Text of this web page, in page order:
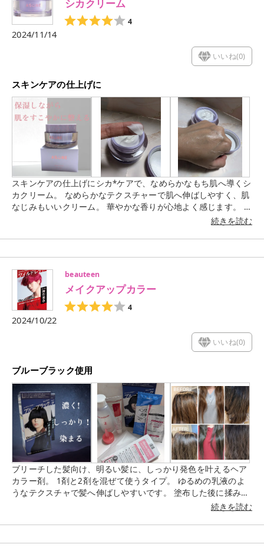
シカクリーム
4
2024/11/14
いいね(0)
スキンケアの仕上げに
スキンケアの仕上げにシカ*ケアで、なめらかなもち肌へ導くシ
カクリーム。 なめらかなテクスチャーで肌へ伸ばしやすく、肌
なじみもいいクリーム。 華やかな香りが心地よく感じます。 ベ
タつきはなく、しっとりしつつも軽い使用感がいい。 朝に使っ
オールシーズン使いやすいクリームだと思います。 *マデカッ
続きを読む
beauteen
メイクアップカラー
4
2024/10/22
いいね(0)
ブルーブラック使用
ブリーチした髪向け、明るい髪に、しっかり発色を叶えるヘア
カラー剤。 1剤と2剤を混ぜて使うタイプ。 ゆるめの乳液のよ
うなテクスチャで髪へ伸ばしやすいです。 塗布した後に揉み込
体的に暗めにしたかった私にはぴったりなカラーで、黒だとな
続きを読む